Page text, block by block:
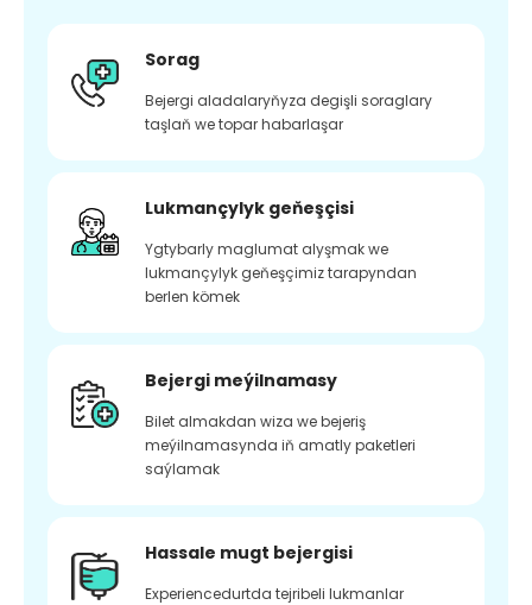
Sorag
Bejergi aladalaryňyza degişli soraglary
taşlaň we topar habarlaşar
Lukmançylyk geňeşçisi
Ygtybarly maglumat alyşmak we
lukmançylyk geňeşçimiz tarapyndan
berlen kömek
Bejergi meýilnamasy
Bilet almakdan wiza we bejeriş
meýilnamasynda iň amatly paketleri
saýlamak
Hassale mugt bejergisi
Experiencedurtda tejribeli lukmanlar